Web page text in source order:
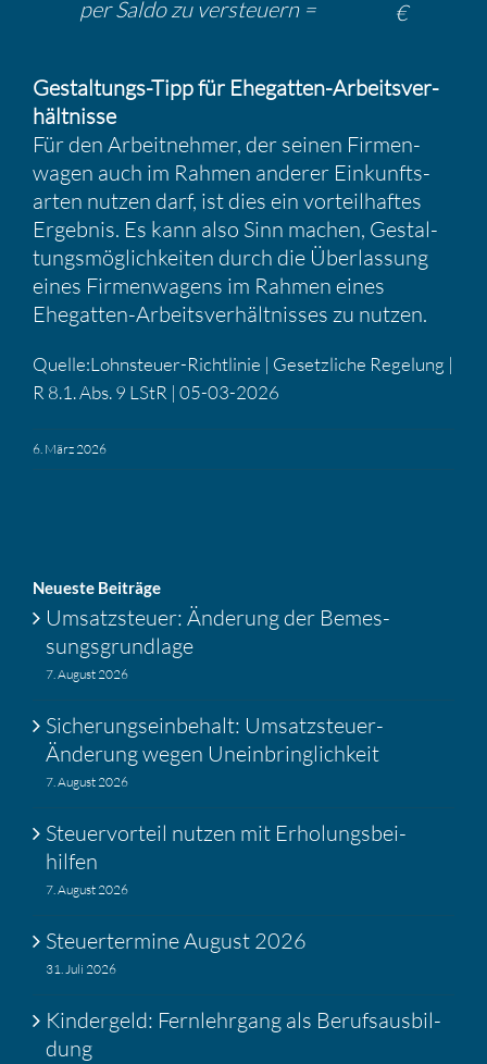
per Saldo zu versteuern = €
Gestal­tungs-Tipp für Ehegatten-Arbeits­ver­
hält­nisse
Für den Arbeit­nehmer, der seinen Firmen­
wagen auch im Rahmen anderer Einkunfts­
arten nutzen darf, ist dies ein vorteil­haftes
Ergebnis. Es kann also Sinn machen, Gestal­
tungs­mög­lich­keiten durch die Überlas­sung
eines Firmen­wa­gens im Rahmen eines
Ehegatten-Arbeits­ver­hält­nisses zu nutzen.
Quelle:Lohnsteuer-Richtlinie | Gesetz­liche Regelung |
R 8.1. Abs. 9 LStR | 05-03-2026
6. März 2026
Neueste Beiträge
Umsatz­steuer: Änderung der Bemes­
sungs­grund­lage
7. August 2026
Siche­rungs­ein­be­halt: Umsatz­steuer-
Änderung wegen Unein­bring­lich­keit
7. August 2026
Steuer­vor­teil nutzen mit Erholungs­bei­
hilfen
7. August 2026
Steuer­ter­mine August 2026
31. Juli 2026
Kinder­geld: Fernlehr­gang als Berufs­aus­bil­
dung